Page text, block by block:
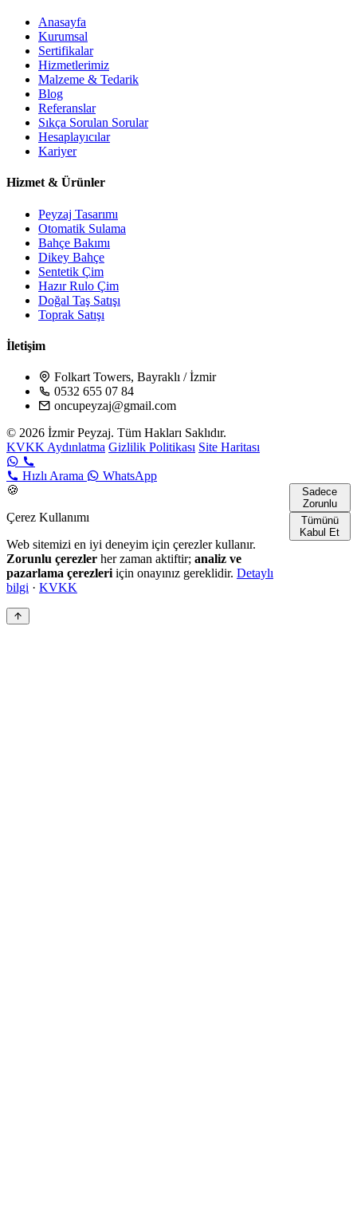
Anasayfa
Kurumsal
Sertifikalar
Hizmetlerimiz
Malzeme & Tedarik
Blog
Referanslar
Sıkça Sorulan Sorular
Hesaplayıcılar
Kariyer
Hizmet & Ürünler
Peyzaj Tasarımı
Otomatik Sulama
Bahçe Bakımı
Dikey Bahçe
Sentetik Çim
Hazır Rulo Çim
Doğal Taş Satışı
Toprak Satışı
İletişim
Folkart Towers, Bayraklı / İzmir
0532 655 07 84
oncupeyzaj@gmail.com
© 2026 İzmir Peyzaj. Tüm Hakları Saklıdır.
KVKK Aydınlatma Gizlilik Politikası Site Haritası
Hızlı Arama
WhatsApp
🍪
Çerez Kullanımı
Web sitemizi en iyi deneyim için çerezler kullanır.
Zorunlu çerezler her zaman aktiftir; analiz ve
pazarlama çerezleri için onayınız gereklidir. Detaylı
bilgi · KVKK
Sadece
Zorunlu
Tümünü
Kabul Et